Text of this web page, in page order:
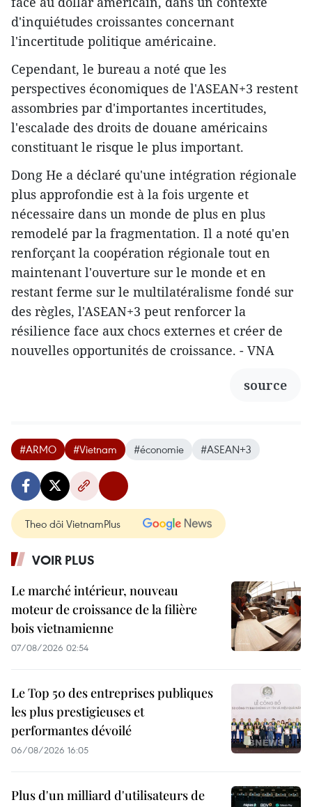
d'inquiétudes croissantes concernant
l'incertitude politique américaine.
Cependant, le bureau a noté que les
perspectives économiques de l'ASEAN+3 restent
assombries par d'importantes incertitudes,
l'escalade des droits de douane américains
constituant le risque le plus important.
Dong He a déclaré qu'une intégration régionale
plus approfondie est à la fois urgente et
nécessaire dans un monde de plus en plus
remodelé par la fragmentation. Il a noté qu'en
renforçant la coopération régionale tout en
maintenant l'ouverture sur le monde et en
restant ferme sur le multilatéralisme fondé sur
des règles, l'ASEAN+3 peut renforcer la
résilience face aux chocs externes et créer de
nouvelles opportunités de croissance. - VNA
source
#ARMO #Vietnam #économie #ASEAN+3
Theo dõi VietnamPlus
VOIR PLUS
Le marché intérieur, nouveau
moteur de croissance de la filière
bois vietnamienne
07/08/2026 02:54
Le Top 50 des entreprises publiques
les plus prestigieuses et
performantes dévoilé
06/08/2026 16:05
Plus d'un milliard d'utilisateurs de